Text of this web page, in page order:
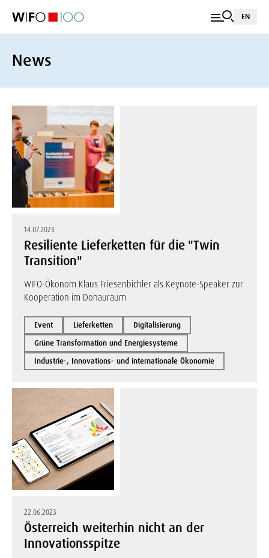
EN
News
14.07.2023
Resiliente Lieferketten für die "Twin
Transition"
WIFO-Ökonom Klaus Friesenbichler als Keynote-Speaker zur
Kooperation im Donauraum
Event Lieferketten
Digitalisierung
Grüne Transformation und Energiesysteme
Industrie-, Innovations- und internationale Ökonomie
22.06.2023
Österreich weiterhin nicht an der
Innovationsspitze